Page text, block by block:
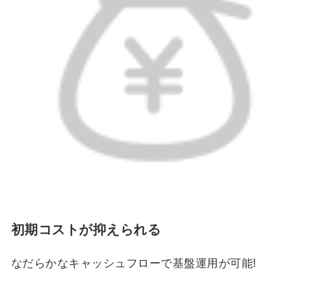
初期コストが抑えられる
なだらかなキャッシュフローで基盤運用が可能!